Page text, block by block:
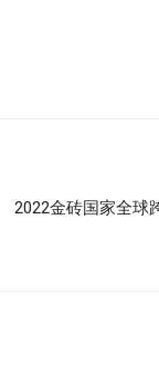
2022金砖国家全球